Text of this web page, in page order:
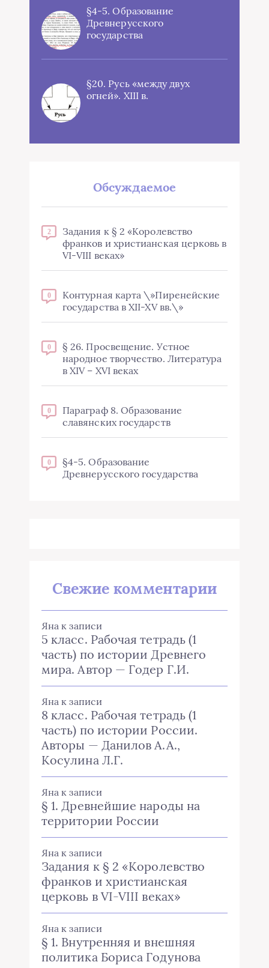
§4-5. Образование
Древнерусского
государства
§20. Русь «между двух
огней». XIII в.
Обсуждаемое
2
Задания к § 2 «Королевство
франков и христианская церковь в
VI-VIII веках»
0
Контурная карта \»Пиренейские
государства в XII-XV вв.\»
0
§ 26. Просвещение. Устное
народное творчество. Литература
в XIV – XVI веках
0
Параграф 8. Образование
славянских государств
0
§4-5. Образование
Древнерусского государства
Свежие комментарии
Яна к записи
5 класс. Рабочая тетрадь (1
часть) по истории Древнего
мира. Автор — Годер Г.И.
Яна к записи
8 класс. Рабочая тетрадь (1
часть) по истории России.
Авторы — Данилов А.А.,
Косулина Л.Г.
Яна к записи
§ 1. Древнейшие народы на
территории России
Яна к записи
Задания к § 2 «Королевство
франков и христианская
церковь в VI-VIII веках»
Яна к записи
§ 1. Внутренняя и внешняя
политика Бориса Годунова